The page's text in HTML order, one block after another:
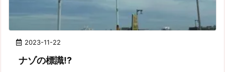
2023-11-22
ナゾの標識!?